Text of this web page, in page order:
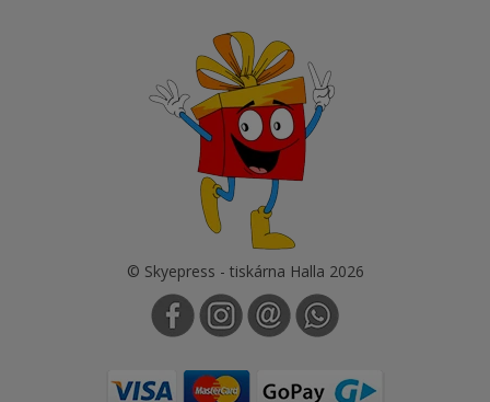
© Skyepress - tiskárna Halla 2026